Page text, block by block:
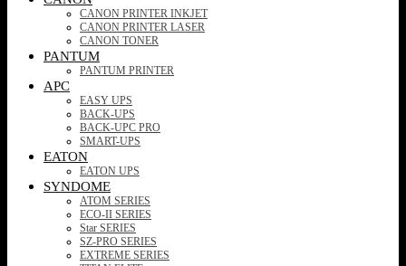
CANON PRINTER INKJET
CANON PRINTER LASER
CANON TONER
PANTUM
PANTUM PRINTER
APC
EASY UPS
BACK-UPS
BACK-UPC PRO
SMART-UPS
EATON
EATON UPS
SYNDOME
ATOM SERIES
ECO-II SERIES
Star SERIES
SZ-PRO SERIES
EXTREME SERIES